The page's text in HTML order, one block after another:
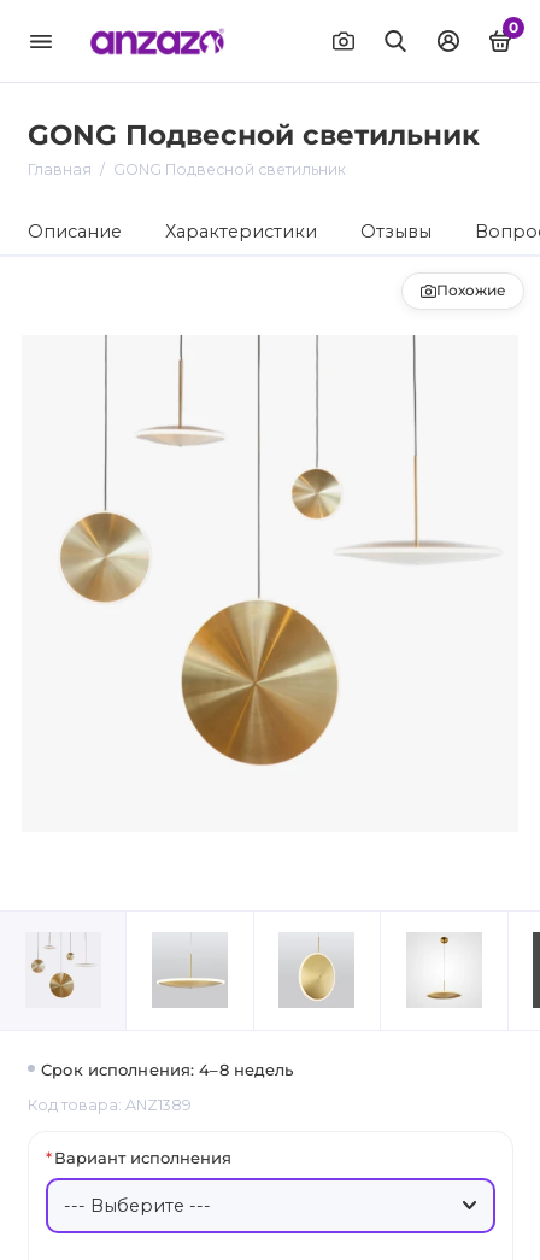
0
GONG Подвесной светильник
Главная GONG Подвесной светильник
Описание Характеристики Отзывы
Похожие
Срок исполнения: 4–8 недель
Код товара: ANZ1389
Вариант исполнения